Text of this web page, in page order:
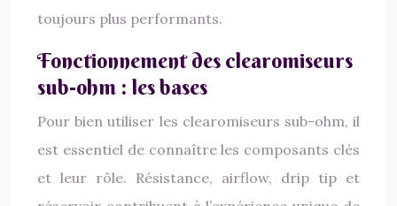
toujours plus performants.
Fonctionnement des clearomiseurs
sub-ohm : les bases
Pour bien utiliser les clearomiseurs sub-ohm, il
est essentiel de connaître les composants clés
et leur rôle. Résistance, airflow, drip tip et